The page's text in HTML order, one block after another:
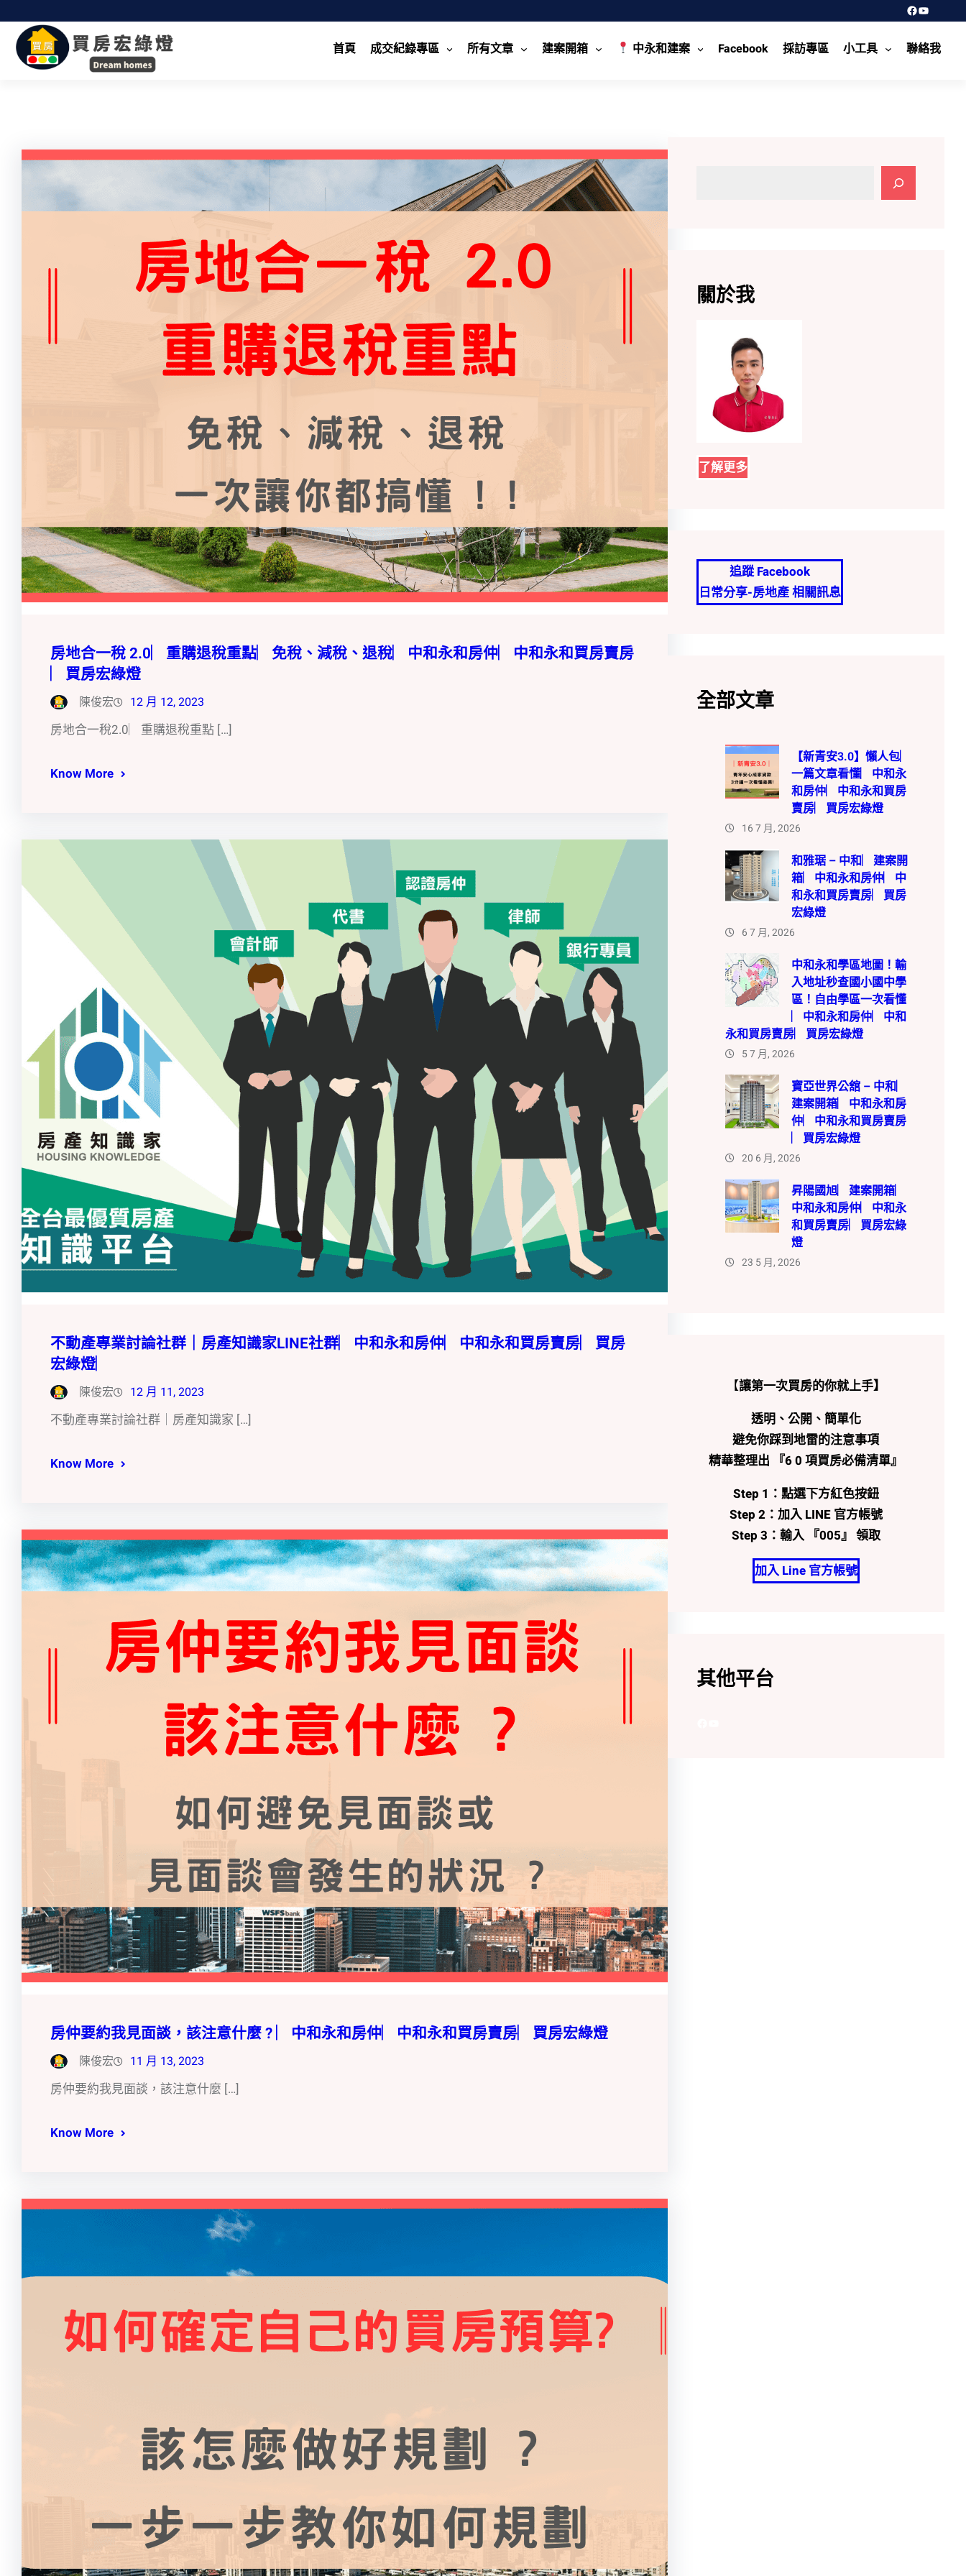
Facebook
YouTube
首頁 成交紀錄專區 所有文章 建案開箱 中永和建案 Facebook 採訪專區 小工具 聯絡我
房地合一稅 2.0︳重購退稅重點︳免稅、減稅、退稅︳中和永和房仲︳中和永和買房賣房
︳買房宏綠燈
陳俊宏 12 月 12, 2023
房地合一稅2.0︳重購退稅重點 […]
Know More
不動產專業討論社群｜房產知識家LINE社群︳中和永和房仲︳中和永和買房賣房︳買房
宏綠燈︳
陳俊宏 12 月 11, 2023
不動產專業討論社群｜房產知識家 […]
Know More
房仲要約我見面談，該注意什麼 ? ︳中和永和房仲︳中和永和買房賣房︳買房宏綠燈
陳俊宏 11 月 13, 2023
房仲要約我見面談，該注意什麼 […]
Know More
關於我
了解更多
追蹤 Facebook
日常分享-房地產 相關訊息
全部文章
【新青安3.0】懶人包︳
一篇文章看懂︳中和永
和房仲︳中和永和買房
賣房︳買房宏綠燈
16 7 月, 2026
和雅琚 – 中和︳建案開
箱︳中和永和房仲︳中
和永和買房賣房︳買房
宏綠燈
6 7 月, 2026
中和永和學區地圖！輸
入地址秒查國小國中學
區！自由學區一次看懂
︳中和永和房仲︳中和
永和買房賣房︳買房宏綠燈
5 7 月, 2026
寶亞世界公舘 – 中和︳
建案開箱︳中和永和房
仲︳中和永和買房賣房
︳買房宏綠燈
20 6 月, 2026
昇陽國旭︳建案開箱︳
中和永和房仲︳中和永
和買房賣房︳買房宏綠
燈
23 5 月, 2026
【讓第一次買房的你就上手】
透明、公開、簡單化
避免你踩到地雷的注意事項
精華整理出 『6 0 項買房必備清單』
Step 1：點選下方紅色按鈕
Step 2：加入 LINE 官方帳號
Step 3：輸入 『005』 領取
加入 Line 官方帳號
其他平台